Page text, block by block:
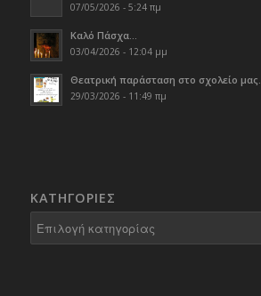
07/05/2026 - 5:24 πμ
Καλό Πάσχα…
03/04/2026 - 12:04 μμ
Θεατρική παράσταση στο σχολείο μας.
29/03/2026 - 11:49 πμ
KΑΤΗΓΟΡΊΕΣ